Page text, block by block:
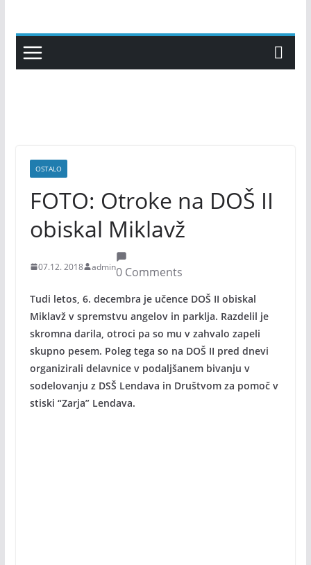
content
OSTALO
FOTO: Otroke na DOŠ II
obiskal Miklavž
07.12. 2018 admin0 Comments
Tudi letos, 6. decembra je učence DOŠ II obiskal
Miklavž v spremstvu angelov in parklja. Razdelil je
skromna darila, otroci pa so mu v zahvalo zapeli
skupno pesem. Poleg tega so na DOŠ II pred dnevi
organizirali delavnice v podaljšanem bivanju v
sodelovanju z DSŠ Lendava in Društvom za pomoč v
stiski “Zarja” Lendava.